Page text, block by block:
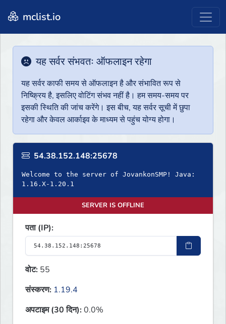
mclist.io
यह सर्वर संभवतः ऑफलाइन रहेगा
यह सर्वर काफी समय से ऑफलाइन है और संभावित रूप से
निष्क्रिय है, इसलिए वोटिंग संभव नहीं है। हम समय-समय पर
इसकी स्थिति की जांच करेंगे। इस बीच, यह सर्वर सूची में छुपा
रहेगा और केवल आर्काइव के माध्यम से पहुंच योग्य होगा।
54.38.152.148:25678
Welcome to the server of JovankonSMP! Java:
1.16.X-1.20.1
SERVER IS OFFLINE
पता (IP):
वोट: 55
संस्करण: 1.19.4
अपटाइम (30 दिन):0.0%